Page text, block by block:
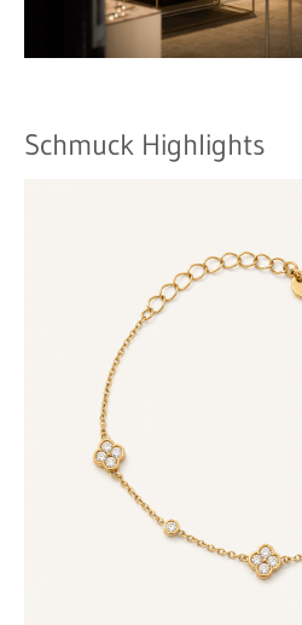
Produktgalerie überspringen
Schmuck Highlights